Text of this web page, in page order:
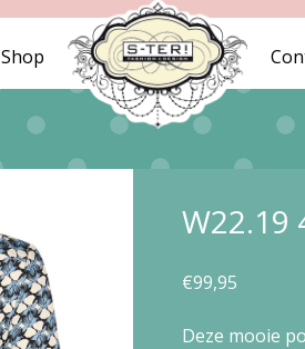
Shop
W22.19
€99,95
Deze mooie